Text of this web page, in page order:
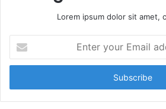
Lorem ipsum dolor sit amet,
t
r
y